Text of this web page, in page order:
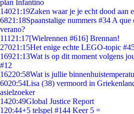
plan Infantino
14021:19Zaken waar je je echt dood aan
6821:18Spaanstalige nummers #34 A
verano?
111 21:17[Wielrennen #616] Brennan!
27021:15Het enige echte LEGO-topic
16921:13Wat is op dit moment volgens
#12
16220:58Wat is jullie
6020:54Lisa (38) vermoord in
asielzoeker
1420:49Global Justice Report
1 20:44+5 telspel #144 Keer 5 =